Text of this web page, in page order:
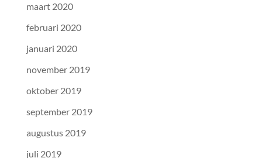
maart 2020
februari 2020
januari 2020
november 2019
oktober 2019
september 2019
augustus 2019
juli 2019